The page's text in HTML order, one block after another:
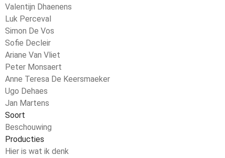
Valentijn Dhaenens
Luk Perceval
Simon De Vos
Sofie Decleir
Ariane Van Vliet
Peter Monsaert
Anne Teresa De Keersmaeker
Ugo Dehaes
Jan Martens
Soort
Beschouwing
Producties
Hier is wat ik denk